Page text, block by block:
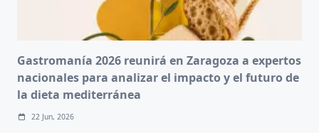
Gastromanía 2026 reunirá en Zaragoza a expertos
nacionales para analizar el impacto y el futuro de
la dieta mediterránea
22 Jun, 2026